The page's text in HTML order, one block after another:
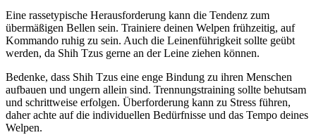
Eine rassetypische Herausforderung kann die Tendenz zum
übermäßigen Bellen sein. Trainiere deinen Welpen frühzeitig, auf
Kommando ruhig zu sein. Auch die Leinenführigkeit sollte geübt
werden, da Shih Tzus gerne an der Leine ziehen können.
Bedenke, dass Shih Tzus eine enge Bindung zu ihren Menschen
aufbauen und ungern allein sind. Trennungstraining sollte behutsam
und schrittweise erfolgen. Überforderung kann zu Stress führen,
daher achte auf die individuellen Bedürfnisse und das Tempo deines
Welpen.